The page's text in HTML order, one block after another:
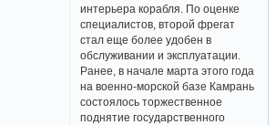
интерьера корабля. По оценке
специалистов, второй фрегат
стал еще более удобен в
обслуживании и эксплуатации.
Ранее, в начале марта этого года
на военно-морской базе Камрань
состоялось торжественное
поднятие государственного